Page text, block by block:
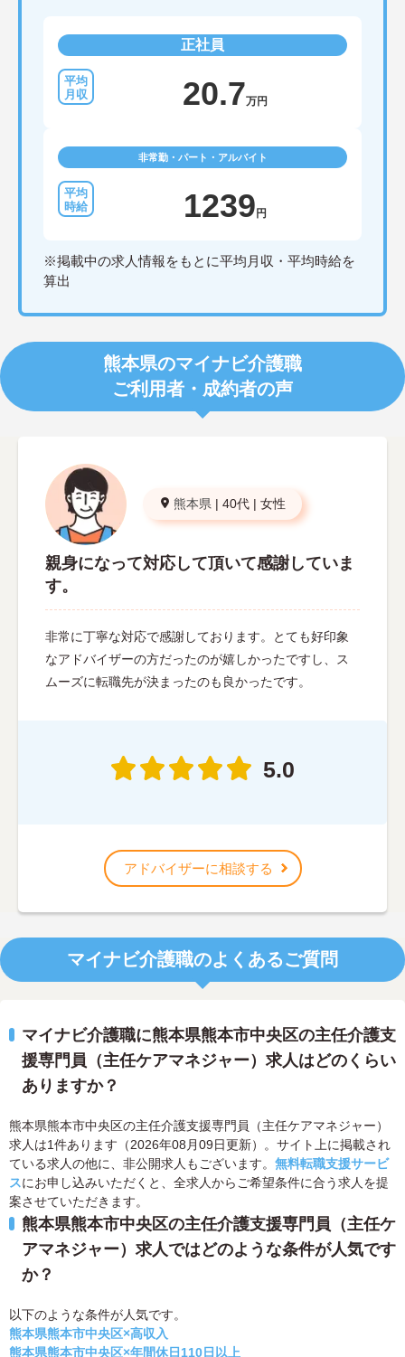
正社員
20.7万円
非常勤・パート・アルバイト
1239 円
※掲載中の求人情報をもとに平均月収・平均時給を
算出
熊本県のマイナビ介護職
ご利用者・成約者の声
熊本県 | 40代 | 女性
親身になって対応して頂いて感謝していま
す。
非常に丁寧な対応で感謝しております。とても好印象
なアドバイザーの方だったのが嬉しかったですし、ス
ムーズに転職先が決まったのも良かったです。
5.0
アドバイザーに相談する
マイナビ介護職のよくあるご質問
マイナビ介護職に熊本県熊本市中央区の主任介護支
援専門員（主任ケアマネジャー）求人はどのくらい
ありますか？
熊本県熊本市中央区の主任介護支援専門員（主任ケアマネジャー）
求人は1件あります（2026年08月09日更新）。サイト上に掲載され
ている求人の他に、非公開求人もございます。 無料転職支援サービ
スにお申し込みいただくと、全求人からご希望条件に合う求人を提
案させていただきます。
熊本県熊本市中央区の主任介護支援専門員（主任ケ
アマネジャー）求人ではどのような条件が人気です
か？
以下のような条件が人気です。
熊本県熊本市中央区×高収入
熊本県熊本市中央区×年間休日110日以上